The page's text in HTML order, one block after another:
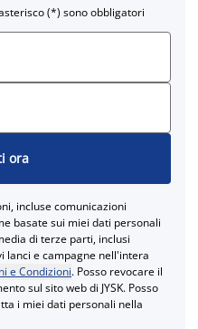
(*) sono obbligatori
ora
incluse comunicazioni
basate sui miei dati personali
di terze parti, inclusi
lanci e campagne nell'intera
e Condizioni. Posso revocare il
sul sito web di JYSK. Posso
i miei dati personali nella